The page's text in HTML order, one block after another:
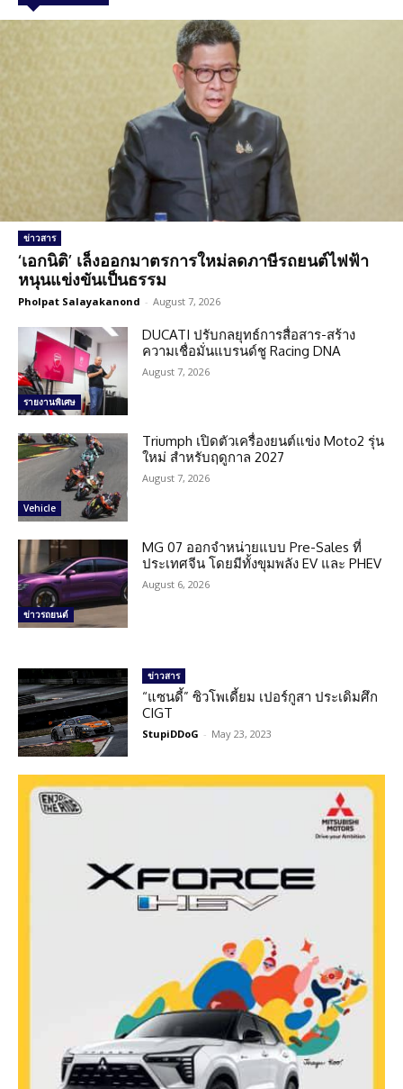
ข่าวสาร
‘เอกนิติ’ เล็งออกมาตรการใหม่ลดภาษีรถยนต์ไฟฟ้า
หนุนแข่งขันเป็นธรรม
Pholpat Salayakanond - August 7, 2026
รายงานพิเศษ
DUCATI ปรับกลยุทธ์การสื่อสาร-สร้าง
ความเชื่อมั่นแบรนด์ชู Racing DNA
August 7, 2026
Vehicle
Triumph เปิดตัวเครื่องยนต์แข่ง Moto2 รุ่น
ใหม่ สำหรับฤดูกาล 2027
August 7, 2026
ข่าวรถยนต์
MG 07 ออกจำหน่ายแบบ Pre-Sales ที่
ประเทศจีน โดยมีทั้งขุมพลัง EV และ PHEV
August 6, 2026
ข่าวสาร
“แซนดี้” ซิวโพเดี้ยม เปอร์กูสา ประเดิมศึก
CIGT
StupiDDoG - May 23, 2023